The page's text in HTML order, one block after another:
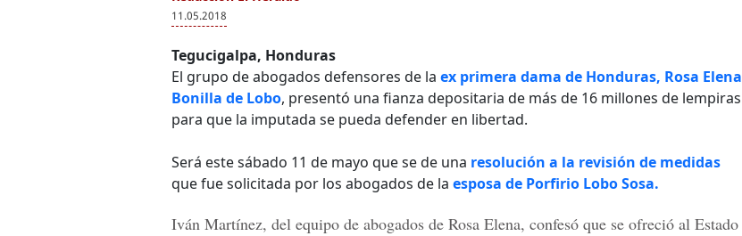
11.05.2018
Tegucigalpa, Honduras
El grupo de abogados defensores de la ex primera dama de Honduras, Rosa Elena
Bonilla de Lobo, presentó una fianza depositaria de más de 16 millones de lempiras
para que la imputada se pueda defender en libertad.
Será este sábado 11 de mayo que se de una resolución a la revisión de medidas
que fue solicitada por los abogados de la esposa de Porfirio Lobo Sosa.
Iván Martínez, del equipo de abogados de Rosa Elena, confesó que se ofreció al Estado